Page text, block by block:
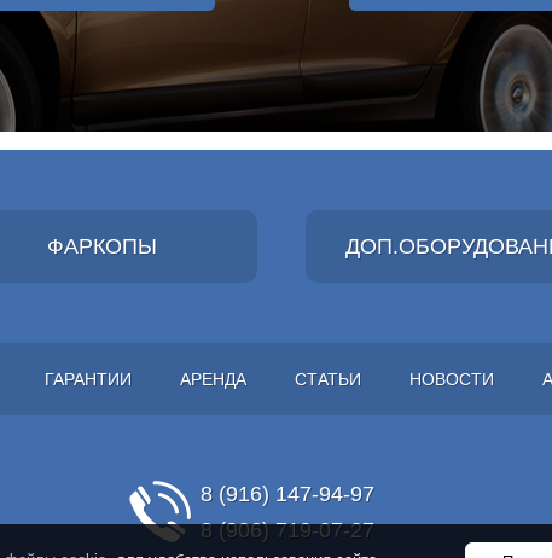
ФАРКОПЫ
ГАРАНТИИ АРЕНДА СТАТЬИ НОВОСТИ
8 (916) 147-94-97
8 (906) 719-07-27